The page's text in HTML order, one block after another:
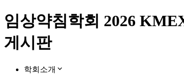
임상약침학회 2026
게시판
학회소개